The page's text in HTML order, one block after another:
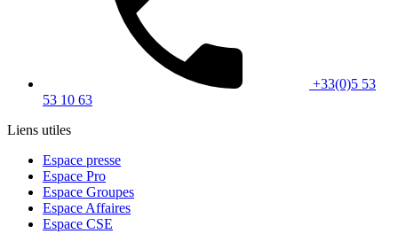
+33(0)5 53
53 10 63
Liens utiles
Espace presse
Espace Pro
Espace Groupes
Espace Affaires
Espace CSE